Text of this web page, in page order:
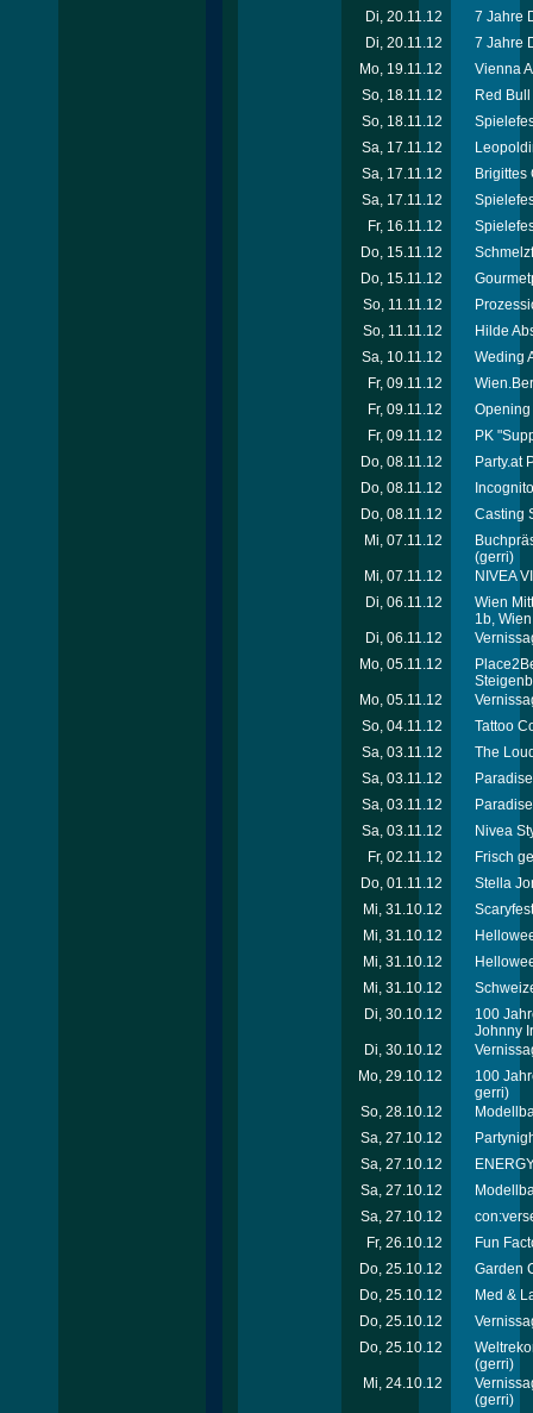
Di, 20.11.12
7 Jahre
Di, 20.11.12
7 Jahre
Mo, 19.11.12
Vienna
So, 18.11.12
Red
So, 18.11.12
Sa, 17.11.12
Sa, 17.11.12
Brigittes
Sa, 17.11.12
Fr, 16.11.12
Do, 15.11.12
Do, 15.11.12
So, 11.11.12
So, 11.11.12
Hilde
Sa, 10.11.12
Weding
Fr, 09.11.12
Fr, 09.11.12
Opening
Fr, 09.11.12
PK
Do, 08.11.12
Party.at
Do, 08.11.12
Do, 08.11.12
Casting
Mi, 07.11.12
(gerri)
Mi, 07.11.12
NIVEA
Di, 06.11.12
Wien
1b, Wien
Di, 06.11.12
Mo, 05.11.12
Mo, 05.11.12
So, 04.11.12
Tattoo
Sa, 03.11.12
The
Sa, 03.11.12
Sa, 03.11.12
Sa, 03.11.12
Nivea
Fr, 02.11.12
Frisch
Do, 01.11.12
Stella
Mi, 31.10.12
Mi, 31.10.12
Mi, 31.10.12
Mi, 31.10.12
Di, 30.10.12
100
Johnny
Di, 30.10.12
Mo, 29.10.12
100
gerri)
So, 28.10.12
Sa, 27.10.12
Sa, 27.10.12
Sa, 27.10.12
Sa, 27.10.12
Fr, 26.10.12
Fun
Do, 25.10.12
Garden
Do, 25.10.12
Med &
Do, 25.10.12
Do, 25.10.12
(gerri)
Mi, 24.10.12
(gerri)